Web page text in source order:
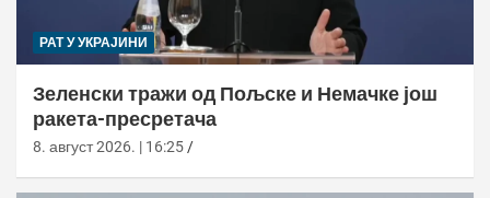
РАТ У УКРАЈИНИ
Зеленски тражи од Пољске и Немачке још
ракета-пресретача
8. август 2026. | 16:25